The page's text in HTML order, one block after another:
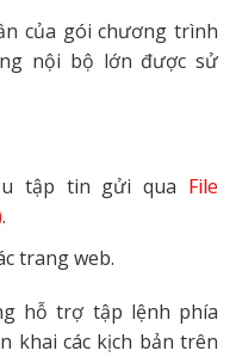
của gói chương trình
nội bộ lớn được sử
tập tin gửi qua File
.
trang web.
hỗ trợ tập lệnh phía
khai các kịch bản trên